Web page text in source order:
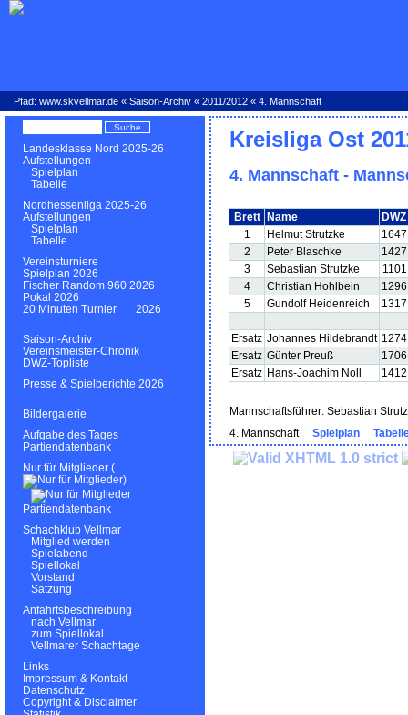
Pfad: www.skvellmar.de « Saison-Archiv « 2011/2012 « 4. Mannschaft
Landesklasse Nord 2025-26
Aufstellungen
Spielplan
Tabelle
Nordhessenliga 2025-26
Aufstellungen
Spielplan
Tabelle
Vereinsturniere
Spielplan 2026
Fischer Random 960 2026
Pokal 2026
20 Minuten Turnier 2026
Saison-Archiv
Vereinsmeister-Chronik
DWZ-Topliste
Presse & Spielberichte 2026
Bildergalerie
Aufgabe des Tages
Partiendatenbank
Nur für Mitglieder (
)
Partiendatenbank
Schachklub Vellmar
Mitglied werden
Spielabend
Spiellokal
Vorstand
Satzung
Anfahrtsbeschreibung
nach Vellmar
zum Spiellokal
Vellmarer Schachtage
Links
Impressum & Kontakt
Datenschutz
Copyright & Disclaimer
Kreisliga Ost
4. Mannschaft -
Brett Name
DWZ
1
Helmut Strutzke
1647
2
Peter Blaschke
1427
3
Sebastian Strutzke
1101
4
Christian Hohlbein
1296
5
Gundolf Heidenreich 1317
Ersatz Johannes Hildebrandt 1274
Ersatz Günter Preuß
1706
Ersatz Hans-Joachim Noll 1412
Mannschaftsführer: Sebastian
4. Mannschaft Spielplan